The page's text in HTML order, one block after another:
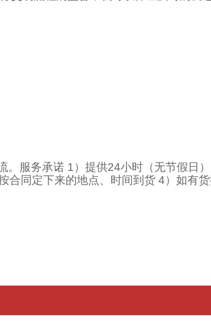
。服务承诺 1）提供24小时（无节假日
合同定下来的地点、时间到货 4）如有